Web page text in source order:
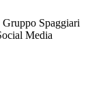
Spaggiari
Media